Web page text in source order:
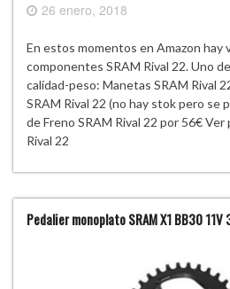
26 enero, 2018
En estos momentos en Amazon hay
componentes SRAM Rival 22. Uno
calidad-peso: Manetas SRAM Rival
SRAM Rival 22 (no hay stok pero se
de Freno SRAM Rival 22 por 56€
Rival 22
Pedalier monoplato SRAM X1 BB30